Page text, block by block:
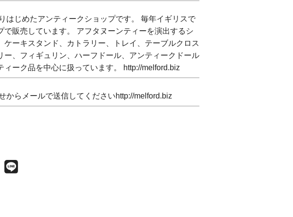
はじめたアンティークショップです。 毎年イギリスで
販売しています。 アフタヌーンティーを演出するシ
ーキスタンド、カトラリー、トレイ、テーブルクロス
、フィギュリン、ハーフドール、アンティークドール
ーク品を中心に扱っています。 http://melford.biz
らメールで送信してくださいhttp://melford.biz